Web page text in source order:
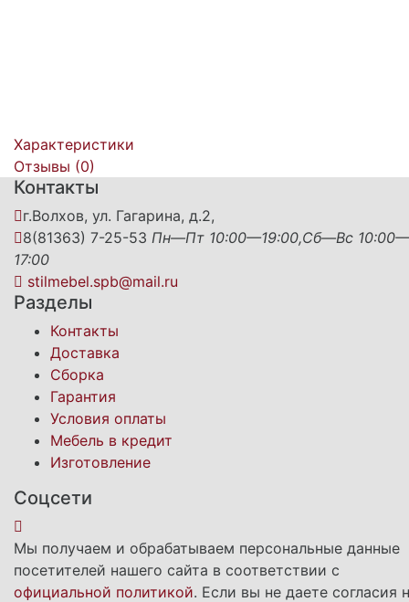
Характеристики
Отзывы (0)
Контакты
г.Волхов, ул. Гагарина, д.2,
8(81363) 7-25-53 Пн—Пт 10:00—19:00,Сб—Вс 10:00—
17:00
stilmebel.spb@mail.ru
Разделы
Контакты
Доставка
Сборка
Гарантия
Условия оплаты
Мебель в кредит
Изготовление
Соцсети
Мы получаем и обрабатываем персональные данные
посетителей нашего сайта в соответствии с
официальной политикой. Если вы не даете согласия